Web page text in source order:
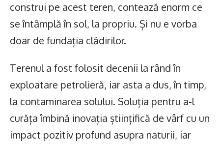
construi pe acest teren, contează enorm ce
se întâmplă în sol, la propriu. Și nu e vorba
doar de fundația clădirilor.
Terenul a fost folosit decenii la rând în
exploatare petrolieră, iar asta a dus, în timp,
la contaminarea solului. Soluția pentru a-l
curăța îmbină inovația științifică de vârf cu un
impact pozitiv profund asupra naturii, iar